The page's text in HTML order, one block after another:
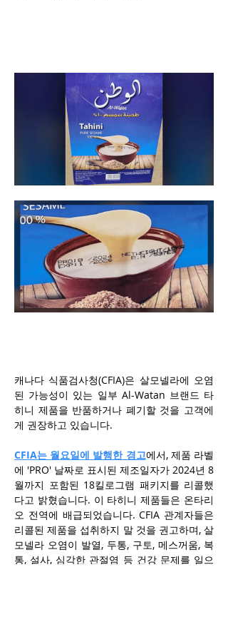
캐나다 식품검사청(CFIA)은 살모넬라에 오염
된 가능성이 있는 일부 Al-Watan 브랜드 타
히니 제품을 반품하거나 폐기할 것을 고객에
게 권장하고 있습니다.
CFIA는 월요일에 발행한 경고에서, 제품 라벨
에 'PRO' 날짜로 표시된 제조일자가 2024년 8
월까지 포함된 18킬로그램 패키지를 리콜했
다고 밝혔습니다. 이 타히니 제품들은 온타리
오 전역에 배급되었습니다. CFIA 관계자들은
리콜된 제품을 섭취하지 말 것을 권고하며, 살
모넬라 오염이 발열, 두통, 구토, 메스꺼움, 복
통, 설사, 심각한 관절염 등 건강 문제를 일으